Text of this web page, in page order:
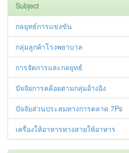
Subject
กลยุทธ์การแข่งขัน
กลุ่มลูกค้าโรงพยาบาล
การจัดการและกลยุทธ์
ปัจจัยการคล้อยตามกลุ่มอ้างอิง
ปัจจัยส่วนประสมทางการตลาด 7Ps
เครื่องให้อาหารทางสายให้อาหาร